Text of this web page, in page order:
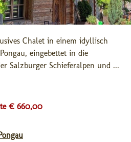
Chalet in einem idyllisch
eingebettet in die
Salzburger Schieferalpen und ...
€ 660,00